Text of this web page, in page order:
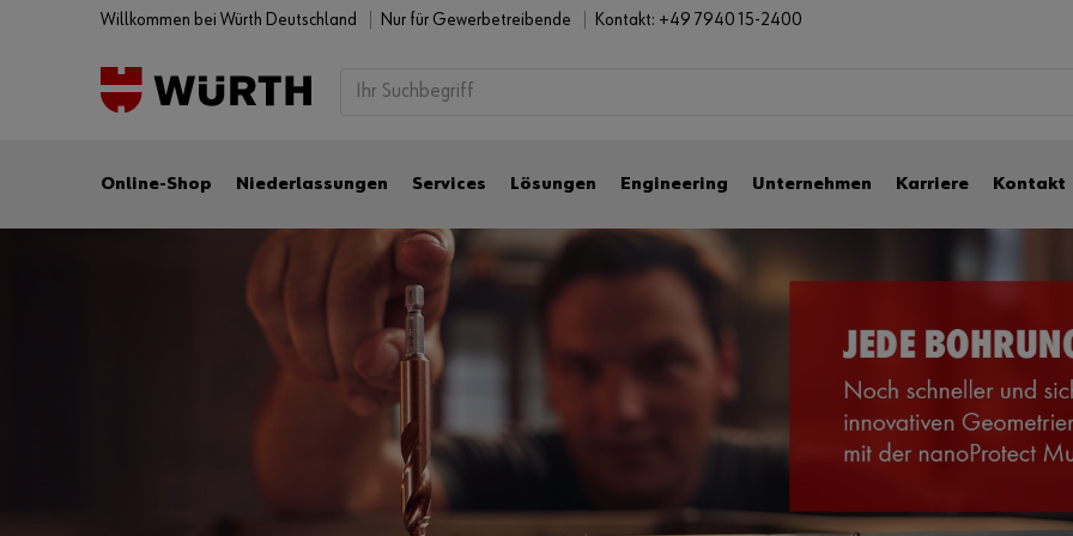
Willkommen bei Würth Deutschland Nur für Gewerbetreibende Kontakt: +49 7940 15-2400
Online-Shop Niederlassungen Services Lösungen Engineering Unternehmen Karriere Kontakt